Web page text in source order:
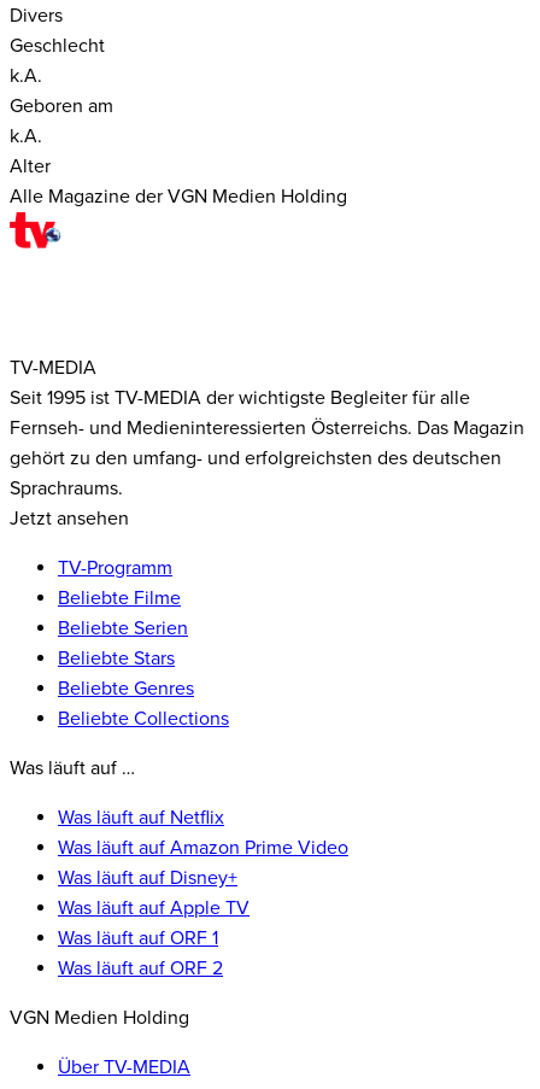
Divers
Geschlecht
k.A.
Geboren am
k.A.
Alter
Alle Magazine der VGN Medien Holding
TV-MEDIA
Seit 1995 ist TV-MEDIA der wichtigste Begleiter für alle
Fernseh- und Medieninteressierten Österreichs. Das Magazin
gehört zu den umfang- und erfolgreichsten des deutschen
Sprachraums.
Jetzt ansehen
TV-Programm
Beliebte Filme
Beliebte Serien
Beliebte Stars
Beliebte Genres
Beliebte Collections
Was läuft auf …
Was läuft auf Netflix
Was läuft auf Amazon Prime Video
Was läuft auf Disney+
Was läuft auf Apple TV
Was läuft auf ORF 1
Was läuft auf ORF 2
VGN Medien Holding
Über TV-MEDIA